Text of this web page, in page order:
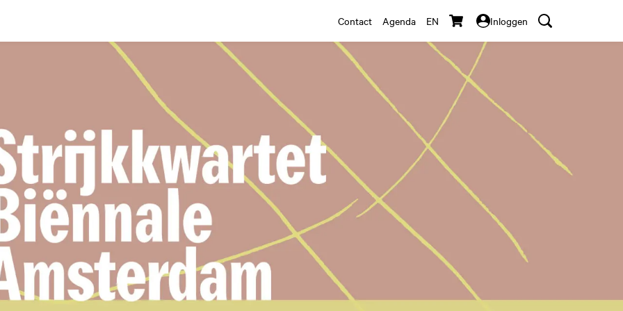
Contact Agenda EN Inloggen